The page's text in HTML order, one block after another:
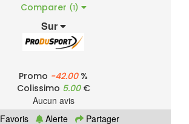
Comparer (1)
Sur
Promo -42.00%
Colissimo 5.00€
Aucun avis
Favoris
Alerte Partager